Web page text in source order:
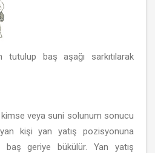
tutulup baş aşağı sarkıtılarak
veya suni solunum sonucu
kişi yan yatış pozisyonuna
baş geriye bükülür. Yan yatış